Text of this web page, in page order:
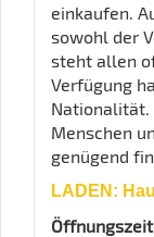
einkaufen.
sowohl der
steht allen
Verfügung
Nationalität.
Menschen
genügend
LADEN: